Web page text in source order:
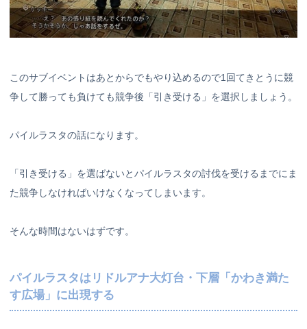
このサブイベントはあとからでもやり込めるので1回てきとうに競
争して勝っても負けても競争後「引き受ける」を選択しましょう。
パイルラスタの話になります。
「引き受ける」を選ばないとパイルラスタの討伐を受けるまでにま
た競争しなければいけなくなってしまいます。
そんな時間はないはずです。
パイルラスタはリドルアナ大灯台・下層「かわき満た
す広場」に出現する